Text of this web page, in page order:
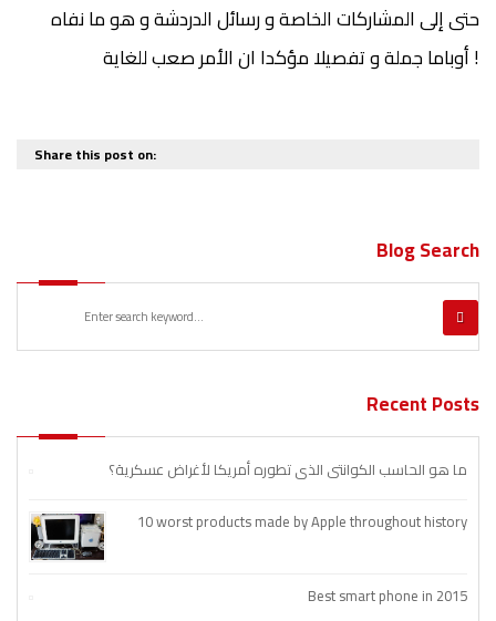
حتى إلى المشاركات الخاصة و رسائل الدردشة و هو ما نفاه
أوباما جملة و تفصيلا مؤكدا ان الأمر صعب للغاية !
Share this post on:
Blog Search
Recent Posts
ما هو الحاسب الكوانتي الذي تطوره أمريكا لأغراض عسكرية؟
10 worst products made by Apple throughout history
Best smart phone in 2015